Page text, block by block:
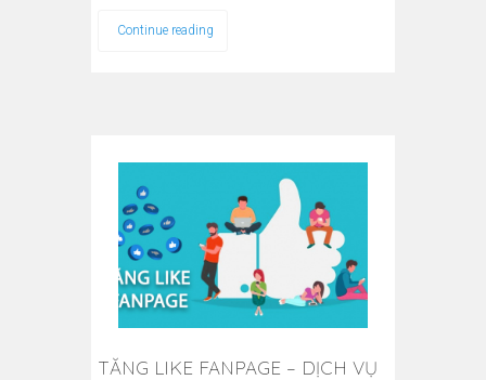
Continue reading
TĂNG LIKE FANPAGE – DỊCH VỤ